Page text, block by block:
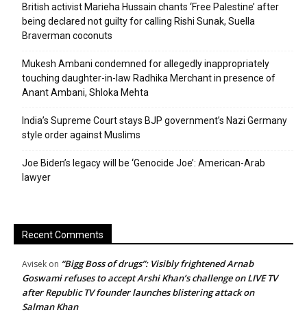
British activist Marieha Hussain chants ‘Free Palestine’ after
being declared not guilty for calling Rishi Sunak, Suella
Braverman coconuts
Mukesh Ambani condemned for allegedly inappropriately
touching daughter-in-law Radhika Merchant in presence of
Anant Ambani, Shloka Mehta
India’s Supreme Court stays BJP government’s Nazi Germany
style order against Muslims
Joe Biden’s legacy will be ‘Genocide Joe’: American-Arab
lawyer
Recent Comments
Avisek on “Bigg Boss of drugs”: Visibly frightened Arnab
Goswami refuses to accept Arshi Khan’s challenge on LIVE TV
after Republic TV founder launches blistering attack on
Salman Khan